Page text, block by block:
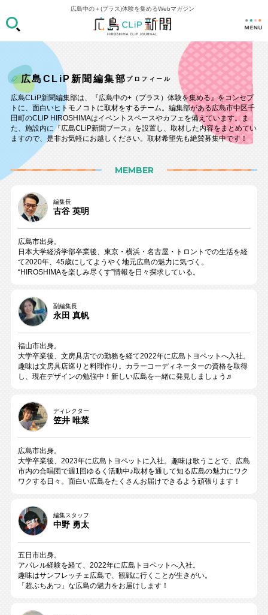
広島中の＋(プラス)体験を集めるWebマガジン
広島CLiP新聞編集部プロフィール
広島CLiP新聞編集部は、『広島中の+（プラス）体験を集める』をコンセプ
トに、面白いヒトモノコトに取材をするチーム。編集部がある広島市中区千
田町のCLiP HIROSHIMAはイベントスペースやカフェを備えています。ま
た、施設内に『広島CLiP新聞ブース』を設置し、取材した内容をまとめてい
ますので、是非お気軽にお越しください。取材希望先も絶賛募集中です！
MEMBER
編集長
古谷 英明
広島市出身。
日本大学経済学部卒業後、東京・横浜・名古屋・トロントでの生活を経
て2020年、45歳にしてようやく地元広島の魅力に気づく。
“HIROSHIMAを楽しみ尽くす”情報を日々探求している。
副編集長
永田 真帆
福山市出身。
大学卒業後、文房具店での勤務を経て2022年に広島トヨペットへ入社。
趣味は文房具店巡りと料理作り。カラーコーディネーターの資格を取得
し、現在デザインの勉強中！新しい広島を一緒に発見しましょう♬
ディレクター
笠井 唯菜
広島市出身。
大学卒業後、2023年に広島トヨペットに入社。趣味は歌うことで、広島
市内の合唱団で週1回ゆるく活動中♪取材を通して知る広島の魅力にワク
ワクする日々。面白い広島をたくさんお届けできるよう頑張ります！
編集スタッフ
中野 勇太
五日市出身。
アパレル経験を経て、2022年に広島トヨペットへ入社。
趣味はサンフレッチェ広島で、観戦に行くことが生きがい。
「超ぶちあつ」な広島の魅力をお届けします！